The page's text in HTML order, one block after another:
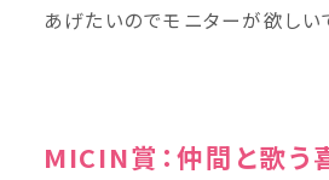
あげたいのでモニターが欲しい
MICIN賞：仲間と歌う